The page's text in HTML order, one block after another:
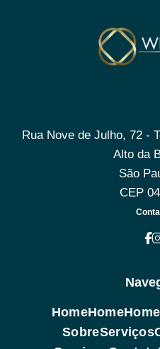
Rua Nove de Julho, 72 -
Alto da
São
CEP
HomeHomeHome
SobreServiços